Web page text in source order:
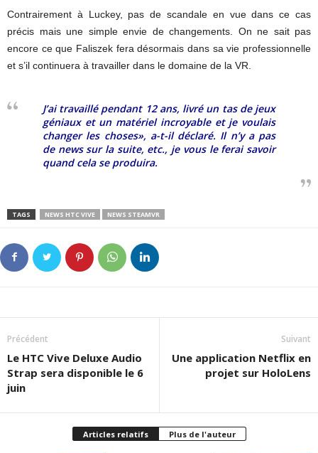
Contrairement à Luckey, pas de scandale en vue dans ce cas
précis mais une simple envie de changements. On ne sait pas
encore ce que Faliszek fera désormais dans sa vie professionnelle
et s’il continuera à travailler dans le domaine de la VR.
J’ai travaillé pendant 12 ans, livré un tas de jeux
géniaux et un matériel incroyable et je voulais
changer les choses», a-t-il déclaré. Il n’y a pas
de news sur la suite, etc., je vous le ferai savoir
quand cela se produira.
TAGS NEWS HTC VIVE NEWS STEAMVR
Précédent
Le HTC Vive Deluxe Audio
Strap sera disponible le 6
juin
Suivant
Une application Netflix en
projet sur HoloLens
Articles relatifs Plus de l'auteur